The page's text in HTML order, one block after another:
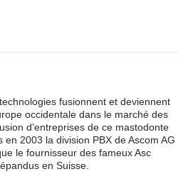
fusionnent et deviennent
occidentale dans le marché des
d’entreprises de ce mastodonte
2003 la division PBX de Ascom AG
le fournisseur des fameux Asc
en Suisse.